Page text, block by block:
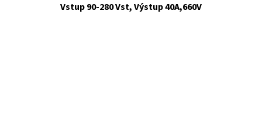
Vstup 90-280 Vst, Výstup 40A,660V